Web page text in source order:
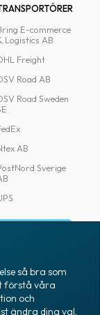
E-commerce
Logistics AB
Freight
Road AB
Road Sweden
AB
Sverige
konto
så bra som
förstå våra
och
ändra dina val.